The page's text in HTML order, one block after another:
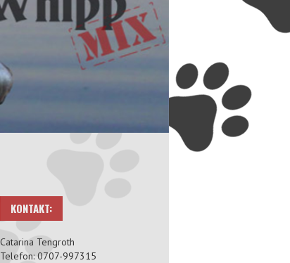
KONTAKT:
Catarina Tengroth
Telefon: 0707-997315